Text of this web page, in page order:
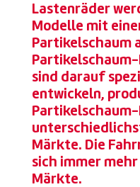
Lastenräder
Modelle mit
Partikelschaum
Partikelschaum-
sind darauf
entwickeln,
Märkte. Die
sich immer
Märkte.